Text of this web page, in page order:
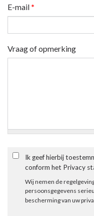
E-mail *
Vraag of opmerking
Ik geef hierbij
conform het Privacy
Wij nemen de
persoonsgegevens
bescherming van uw